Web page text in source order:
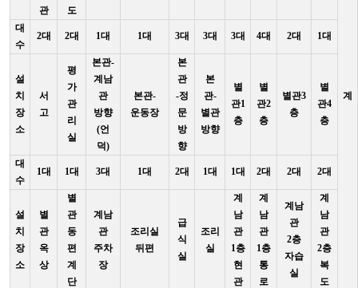
관
도
계
대
수
2대 2대 1대 1대 3대 3대 3대 4대 2대 1대
설
치
장
소
서
고
평
가
관
리
실
본관-
계남
관
방향
(언
덕)
본관-
운동장
본
관
-정
문
방
향
본
관-
별관
방향
별
관1
층
별
관2
층
별관3
층
별
관4
층
대
수
1대 1대 3대 1대 2대 1대 1대 2대 2대 2대
설
치
장
소
별
관
옥
상
별
관
동
편
계
단
계남
관
주차
장
조리실
뒤편
급
식
실
조리
실
계
남
관
1층
현
관
계
남
관
1층
통
로
계남
관
2층
자습
실
계
남
관
2층
복
도